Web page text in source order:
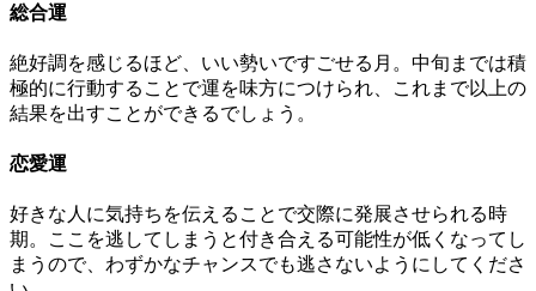
総合運
絶好調を感じるほど、いい勢いですごせる月。中旬までは積
極的に行動することで運を味方につけられ、これまで以上の
結果を出すことができるでしょう。
恋愛運
好きな人に気持ちを伝えることで交際に発展させられる時
期。ここを逃してしまうと付き合える可能性が低くなってし
まうので、わずかなチャンスでも逃さないようにしてくださ